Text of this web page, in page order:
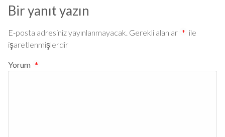
Bir yanıt yazın
E-posta adresiniz yayınlanmayacak. Gerekli alanlar * ile
işaretlenmişlerdir
Yorum *